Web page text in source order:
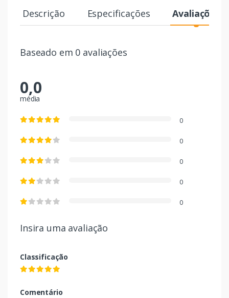
Descrição Especificações Avaliações
Baseado em 0 avaliações
0,0
média
0
0
0
0
0
Insira uma avaliação
Classificação
Comentário